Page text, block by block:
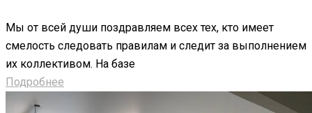
Мы от всей души поздравляем всех тех, кто имеет
смелость следовать правилам и следит за выполнением
их коллективом. На базе
Подробнее